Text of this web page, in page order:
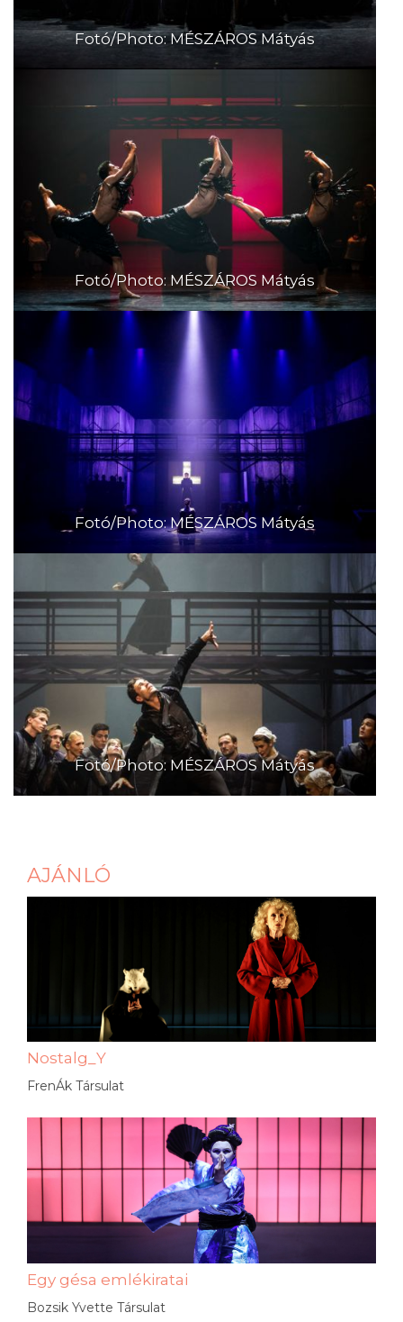
Fotó/Photo: MÉSZÁROS Mátyás
Fotó/Photo: MÉSZÁROS Mátyás
Fotó/Photo: MÉSZÁROS Mátyás
Fotó/Photo: MÉSZÁROS Mátyás
AJÁNLÓ
Nostalg_Y
FrenÁk Társulat
Egy gésa emlékiratai
Bozsik Yvette Társulat